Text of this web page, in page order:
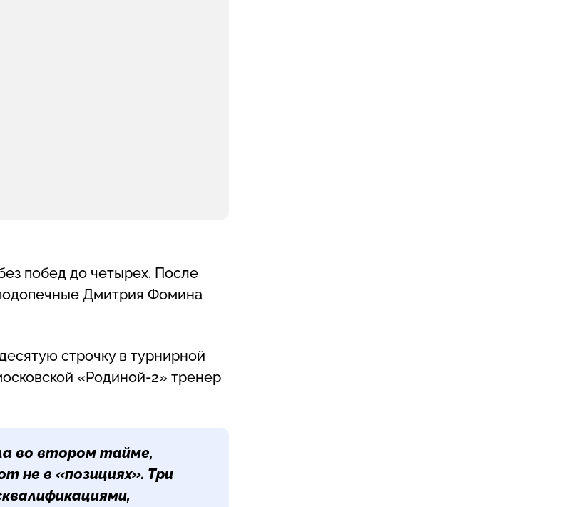
побед до четырех. После
Дмитрия Фомина
строчку в турнирной
«Родиной-2» тренер
во втором тайме,
не в «позициях». Три